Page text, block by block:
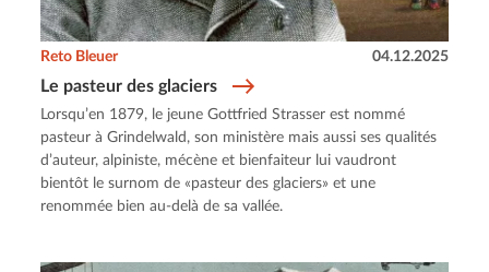
Le pasteur des glaciers
Reto Bleuer 04.12.2025
Lorsqu’en 1879, le jeune Gottfried Strasser est nommé
pasteur à Grindelwald, son ministère mais aussi ses qualités
d’auteur, alpiniste, mécène et bienfaiteur lui vaudront
bientôt le surnom de «pasteur des glaciers» et une
renommée bien au-delà de sa vallée.